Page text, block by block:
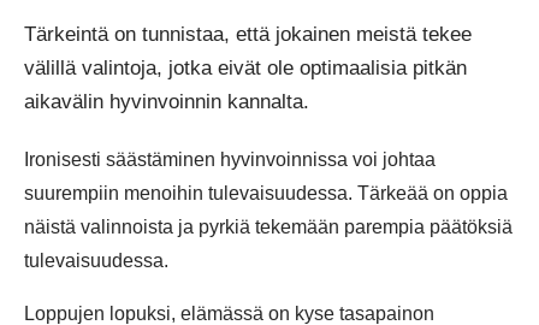
Tärkeintä on tunnistaa, että jokainen meistä tekee
välillä valintoja, jotka eivät ole optimaalisia pitkän
aikavälin hyvinvoinnin kannalta.
Ironisesti säästäminen hyvinvoinnissa voi johtaa
suurempiin menoihin tulevaisuudessa. Tärkeää on oppia
näistä valinnoista ja pyrkiä tekemään parempia päätöksiä
tulevaisuudessa.
Loppujen lopuksi, elämässä on kyse tasapainon